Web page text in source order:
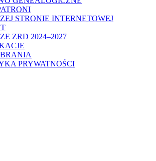
STRONIE INTERNETOWEJ
ZRD 2024–2027
PRYWATNOŚCI